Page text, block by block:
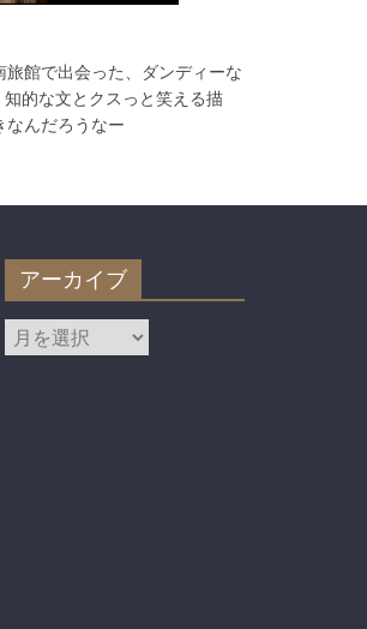
旅館で出会った、ダンディーな
的な文とクスっと笑える描
なんだろうなー
アーカイブ